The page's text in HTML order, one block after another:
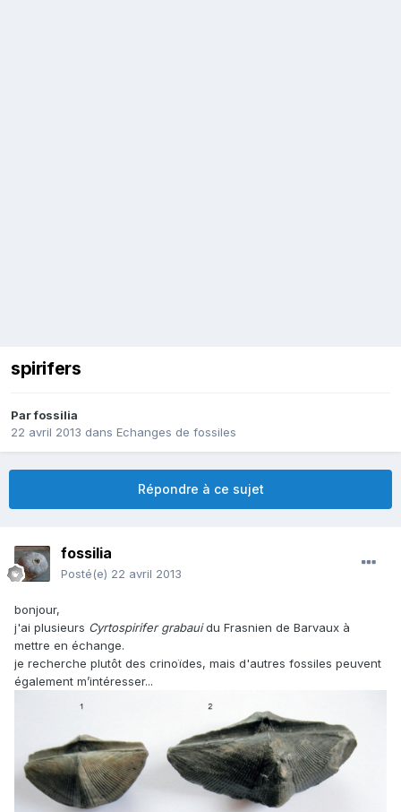
spirifers
Parfossilia
22 avril 2013 dans Echanges de fossiles
Répondre à ce sujet
fossilia
Posté(e) 22 avril 2013
bonjour,
j'ai plusieurs Cyrtospirifer grabauidu Frasnien de Barvaux à
mettre en échange.
je recherche plutôt des crinoïdes, mais d'autres fossiles peuvent
également m’intéresser...